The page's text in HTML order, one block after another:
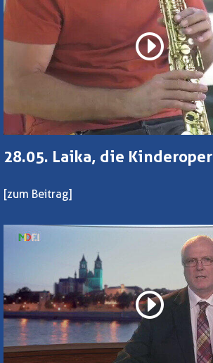
28.05. Laika, die Kinderoper
[zum Beitrag]